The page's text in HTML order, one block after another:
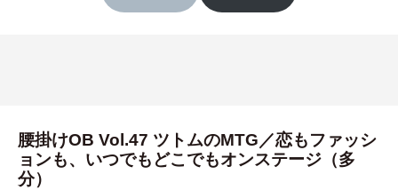
腰掛けOB Vol.47 ツトムのMTG／恋もファッシ
ョンも、いつでもどこでもオンステージ（多
分）